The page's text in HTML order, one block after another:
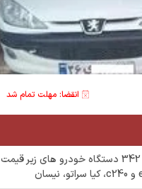
انقضا: مهلت تمام شد
✅ آخرین مهلت نام نویسی 342 دستگاه خودرو های زیر قیمت